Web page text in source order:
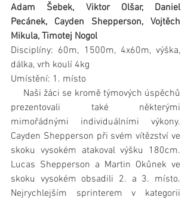
Adam Šebek, Viktor Olšar, Daniel
Pecánek, Cayden Shepperson, Vojtěch
Mikula, Timotej Nogol
Disciplíny: 60m, 1500m, 4x60m, výška,
dálka, vrh koulí 4kg
Umístění: 1. místo
prezentovali také některými
mimořádnými individuálními výkony.
Cayden Shepperson při svém vítězství ve
skoku vysokém atakoval výšku 180cm.
Lucas Shepperson a Martin Okůnek ve
skoku vysokém obsadili 2. a 3. místo.
Nejrychlejším sprinterem v kategorii